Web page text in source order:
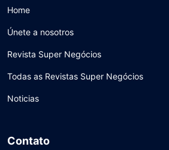
Home
Únete a nosotros
Revista Super Negócios
Todas as Revistas Super Negócios
Noticias
Contato